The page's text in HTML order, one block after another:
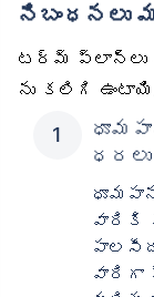
నిబంధనలు
టర్మ్ ప్లాన్‌లు
ను కలిగి
ధరలు
వారికి
వారిగా